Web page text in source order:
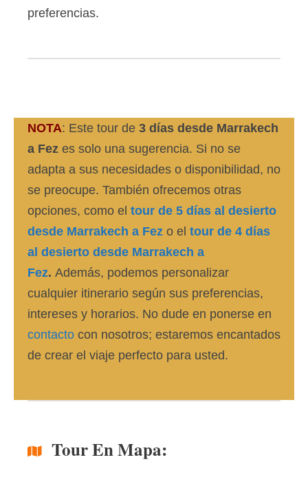
preferencias.
NOTA: Este tour de 3 días desde Marrakech
a Fez es solo una sugerencia. Si no se
adapta a sus necesidades o disponibilidad, no
se preocupe. También ofrecemos otras
opciones, como el tour de 5 días al desierto
desde Marrakech a Fez o el tour de 4 días
al desierto desde Marrakech a
Fez. Además, podemos personalizar
cualquier itinerario según sus preferencias,
intereses y horarios. No dude en ponerse en
contacto con nosotros; estaremos encantados
de crear el viaje perfecto para usted.
Tour En Mapa: